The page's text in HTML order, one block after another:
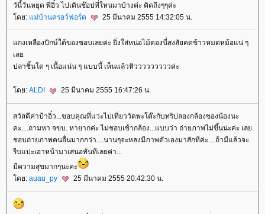
วันี้วันหยุด พี่อิ๋ว ไปเดินช๊อปที่ใหนมาบ้างค่ะ คิดถึงๆๆค่ะ
ดย: ม่บ้านครอว์ฟอร์ด 25 มีนาคม 2555 14:32:05 น.
กงเหลืองปักษ์ใต้ของชอบเลยค่ะ ยิ่งใส่หน่อไม้ดองนี่สงสัยคดข้าวหมดหม้อแน่ ๆ
เล
ปลาชิ้นโต ๆ เนื้อแน่น ๆ แบบนี้ เห็นแล้วหิวววววววววค่ะ
ดย: ALDI 25 มีนาคม 2555 16:47:26 น.
สวัสดีค่าป้าอิ๋ว...ขอบคุณที่แวะไปเที่ยววัดพะโค๊ะกับทริปลองกล้องของน้องนะ
คะ....ถามหา จขบ. หายากค่ะ ไม่ชอบเข้ากล้อง...แบบว่า ถ่ายภาพไม่ขึ้นน่ะค่ะ เล
ชอบถ่ายภาพคนอื่นมากกว่า....นานๆจะหลงมีภาพตัวเองมาสักทีค่ะ....ถ้ามีแล้วจะ
รีบแปะเอาหน้ามาเสนอทันทีเลยค่า...
มีความสุขมากๆนะคะ
ดย: auau_py 25 มีนาคม 2555 20:42:30 น.